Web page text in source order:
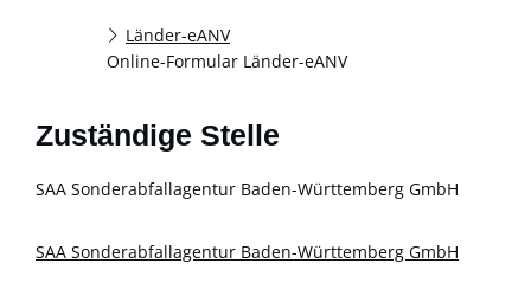
Länder-eANV
Online-Formular Länder-eANV
Zuständige Stelle
SAA Sonderabfallagentur Baden-Württemberg GmbH
SAA Sonderabfallagentur Baden-Württemberg GmbH